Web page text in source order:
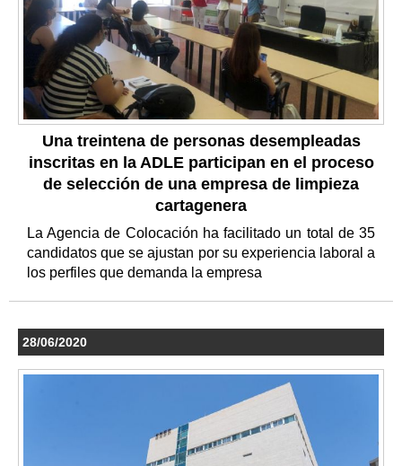
Una treintena de personas desempleadas
inscritas en la ADLE participan en el proceso
de selección de una empresa de limpieza
cartagenera
La Agencia de Colocación ha facilitado un total de 35
candidatos que se ajustan por su experiencia laboral a
los perfiles que demanda la empresa
28/06/2020